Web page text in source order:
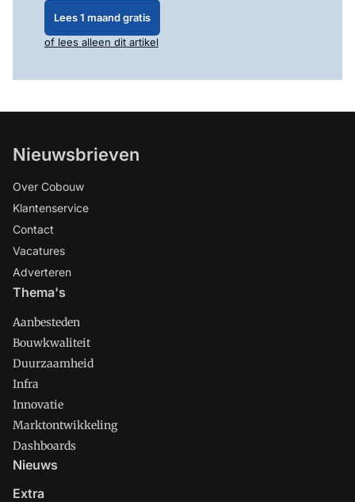
Lees 1 maand gratis
of lees alleen dit artikel
Nieuwsbrieven
Over Cobouw
Klantenservice
Contact
Vacatures
Adverteren
Thema's
Aanbesteden
Bouwkwaliteit
Duurzaamheid
Infra
Innovatie
Marktontwikkeling
Dashboards
Nieuws
Extra